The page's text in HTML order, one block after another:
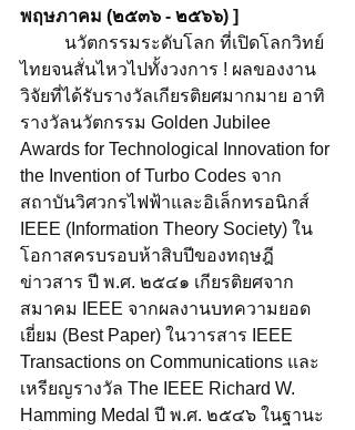
พฤษภาคม (๒๕๓๖ - ๒๕๖๖) ]
ไทยจนสั่นไหวไปทั้งวงการ ! ผลของงาน
วิจัยที่ได้รับรางวัลเกียรติยศมากมาย อาทิ
รางวัลนวัตกรรม Golden Jubilee
Awards for Technological Innovation for
the Invention of Turbo Codes จาก
สถาบันวิศวกรไฟฟ้าและอิเล็กทรอนิกส์
IEEE (Information Theory Society) ใน
โอกาสครบรอบห้าสิบปีของทฤษฎี
ข่าวสาร ปี พ.ศ. ๒๕๔๑ เกียรติยศจาก
สมาคม IEEE จากผลงานบทความยอด
เยี่ยม (Best Paper) ในวารสาร IEEE
Transactions on Communications และ
เหรียญรางวัล The IEEE Richard W.
Hamming Medal ปี พ.ศ. ๒๕๔๖ ในฐานะ